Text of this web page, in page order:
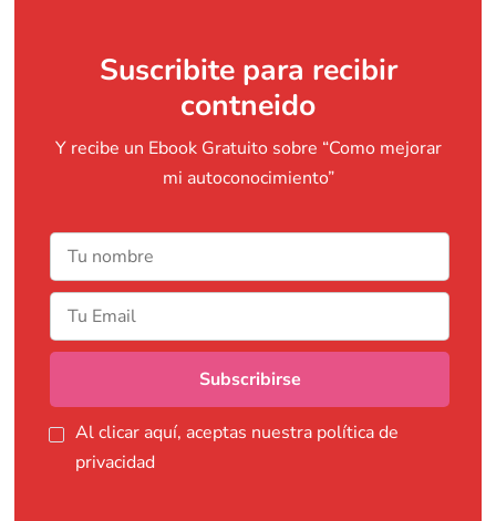
Suscribite para recibir
contneido
Y recibe un Ebook Gratuito sobre “Como mejorar
mi autoconocimiento”
Al clicar aquí, aceptas nuestra política de
privacidad